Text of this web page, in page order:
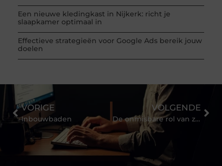
Een nieuwe kledingkast in Nijkerk: richt je
slaapkamer optimaal in
Effectieve strategieën voor Google Ads bereik jouw
doelen
VORIGE
Inbouwbaden
VOLGENDE
De onmisbare rol van zwenkwielen in moderne inrichtingen